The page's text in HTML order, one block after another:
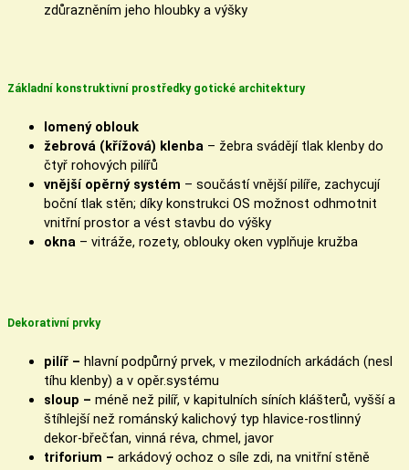
zdůrazněním jeho hloubky a výšky
Základní konstruktivní prostředky gotické architektury
lomený oblouk
žebrová (křížová) klenba – žebra svádějí tlak klenby do
čtyř rohových pilířů
vnější opěrný systém – součástí vnější pilíře, zachycují
boční tlak stěn; díky konstrukci OS možnost odhmotnit
vnitřní prostor a vést stavbu do výšky
okna – vitráže, rozety, oblouky oken vyplňuje kružba
Dekorativní prvky
pilíř – hlavní podpůrný prvek, v mezilodních arkádách (nesl
tíhu klenby) a v opěr.systému
sloup – méně než pilíř, v kapitulních síních klášterů, vyšší a
štíhlejší než románský kalichový typ hlavice-rostlinný
dekor-břečťan, vinná réva, chmel, javor
triforium – arkádový ochoz o síle zdi, na vnitřní stěně